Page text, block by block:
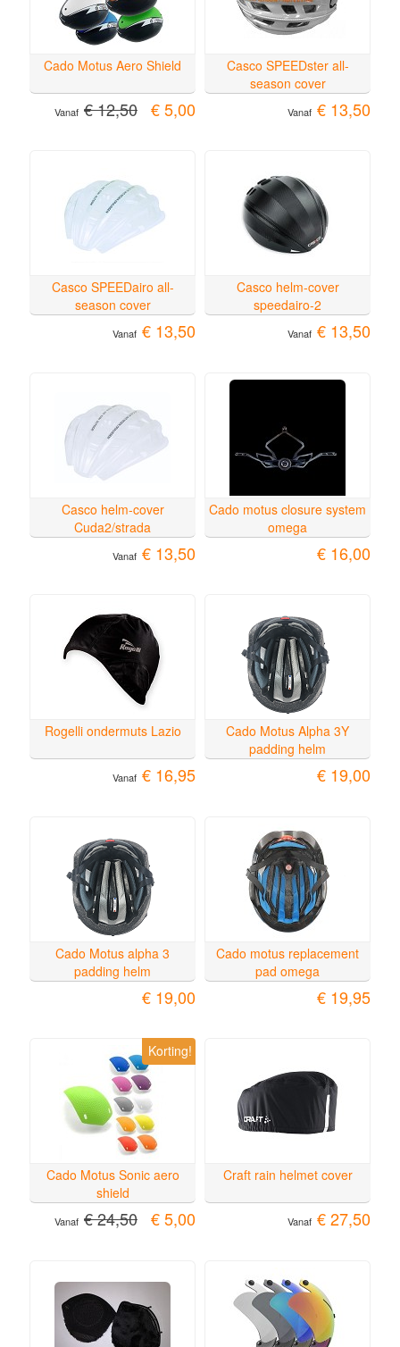
Cado Motus Aero Shield
Vanaf € 12,50 € 5,00
Casco SPEEDster all-
season cover
Vanaf € 13,50
Casco SPEEDairo all-
season cover
Vanaf € 13,50
Casco helm-cover
speedairo-2
Vanaf € 13,50
Casco helm-cover
Cuda2/strada
Vanaf € 13,50
Cado motus closure system
omega
€ 16,00
Rogelli ondermuts Lazio
Vanaf € 16,95
Cado Motus Alpha 3Y
padding helm
€ 19,00
Cado Motus alpha 3
padding helm
€ 19,00
Cado motus replacement
pad omega
€ 19,95
Korting!
Cado Motus Sonic aero
shield
Vanaf € 24,50 € 5,00
Craft rain helmet cover
Vanaf € 27,50